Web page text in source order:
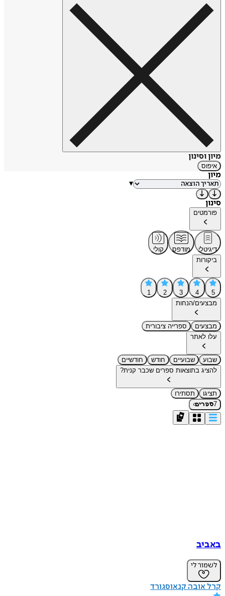
מיון וסינון
איפוס
מיון
▾
סינון
פורמטים
דיגיטלי מודפס
קולי
ביקורות
5
4
3
2
1
מבצעים/הנחות
מבצעים
ספרייה ציבורית
עלו לאתר
שבוע שבועיים חודש
חודשיים
להציג בתוצאות ספרים שכבר קנית?
תציגו
תסתירו
7ספרים›
באביב
לשמור לי
קרל אובה קנאוסגורד